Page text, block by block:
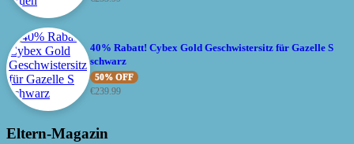
40% Rabatt! Cybex Gold Geschwistersitz für Gazelle S
schwarz
50% OFF
€239.99
Eltern-Magazin